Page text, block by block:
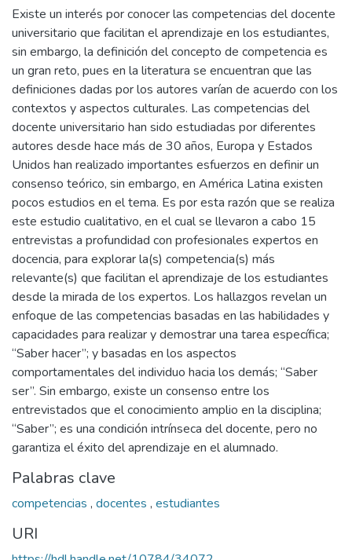
Existe un interés por conocer las competencias del docente
universitario que facilitan el aprendizaje en los estudiantes,
sin embargo, la definición del concepto de competencia es
un gran reto, pues en la literatura se encuentran que las
definiciones dadas por los autores varían de acuerdo con los
contextos y aspectos culturales. Las competencias del
docente universitario han sido estudiadas por diferentes
autores desde hace más de 30 años, Europa y Estados
Unidos han realizado importantes esfuerzos en definir un
consenso teórico, sin embargo, en América Latina existen
pocos estudios en el tema. Es por esta razón que se realiza
este estudio cualitativo, en el cual se llevaron a cabo 15
entrevistas a profundidad con profesionales expertos en
docencia, para explorar la(s) competencia(s) más
relevante(s) que facilitan el aprendizaje de los estudiantes
desde la mirada de los expertos. Los hallazgos revelan un
enfoque de las competencias basadas en las habilidades y
capacidades para realizar y demostrar una tarea específica;
“Saber hacer”; y basadas en los aspectos
comportamentales del individuo hacia los demás; “Saber
ser”. Sin embargo, existe un consenso entre los
entrevistados que el conocimiento amplio en la disciplina;
“Saber”; es una condición intrínseca del docente, pero no
garantiza el éxito del aprendizaje en el alumnado.
Palabras clave
competencias , docentes , estudiantes
URI